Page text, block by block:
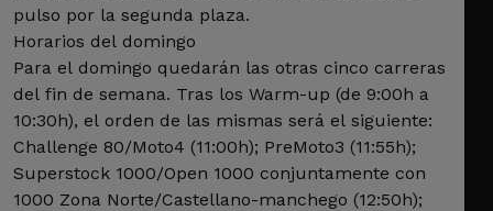
pulso por la segunda plaza.
Horarios del domingo
Para el domingo quedarán las otras cinco carreras
del fin de semana. Tras los Warm-up (de 9:00h a
10:30h), el orden de las mismas será el siguiente:
Challenge 80/Moto4 (11:00h); PreMoto3 (11:55h);
Superstock 1000/Open 1000 conjuntamente con
1000 Zona Norte/Castellano-manchego (12:50h);